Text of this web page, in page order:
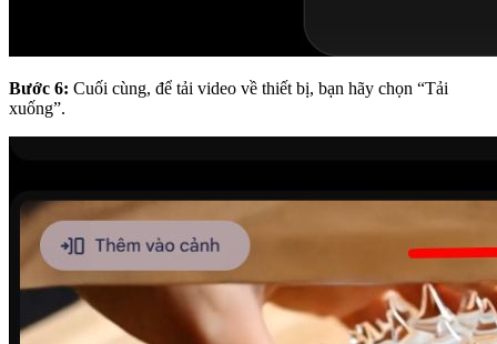
Bước 6: Cuối cùng, để tải video về thiết bị, bạn hãy chọn “Tải
xuống”.